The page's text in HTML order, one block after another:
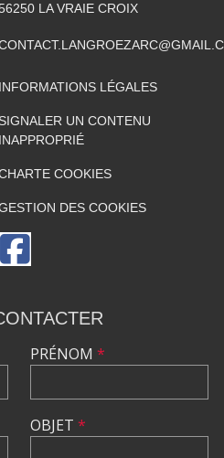
LA VRAIE CROIX
INFORMATIONS LÉGALES
SIGNALER UN CONTENU
INAPPROPRIÉ
COOKIES
DES COOKIES
PRÉNOM *
OBJET *